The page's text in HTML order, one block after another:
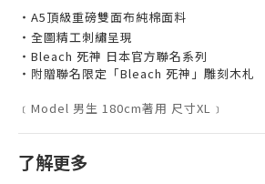
‧A5頂級重磅雙面布純棉面料
‧全圖精工刺繡呈現
‧Bleach 死神 日本官方聯名系列
‧附贈聯名限定「Bleach 死神」雕刻木札
﹝Model 男生 180cm著用 尺寸XL﹞
了解更多